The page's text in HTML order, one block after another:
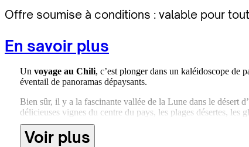
Offre soumise à conditions : valable pour
En savoir plus
Un voyage au Chili, c’est plonger dans un kaléidoscope de
éventail de panoramas dépaysants.
Bien sûr, il y a la fascinante vallée de la Lune dans le désert
délicieuses vignes du centre du pays, les plages désertes,
Horn, l’endroit habité le plus isolé de la planète, le Chili est le
ceux qui la connaissent le mieux.
Voir plus